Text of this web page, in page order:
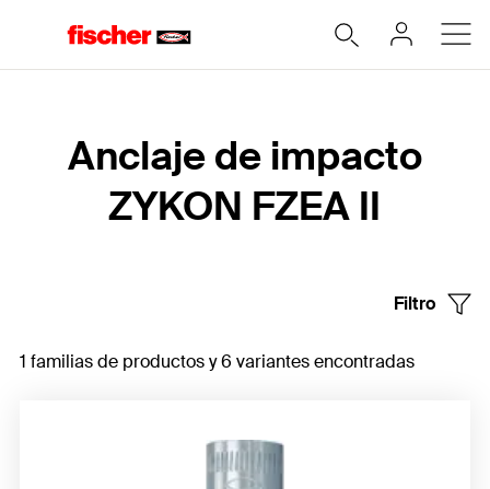
Anclaje de impacto
ZYKON FZEA II
Filtro
1 familias de productos y 6 variantes encontradas